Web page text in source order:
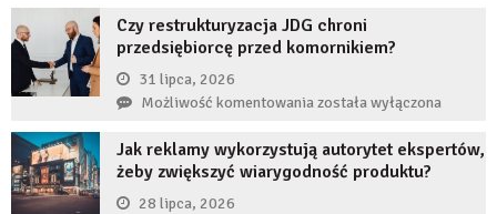
stanie,
jeśli
długi
uzupełnię
Czy restrukturyzacja JDG chroni
przedsiębiorcę przed komornikiem?
31 lipca, 2026
Możliwość komentowaniaCzy
JDG
chroni
została wyłączona
Jak reklamy wykorzystują autorytet ekspertów,
żeby zwiększyć wiarygodność produktu?
28 lipca, 2026